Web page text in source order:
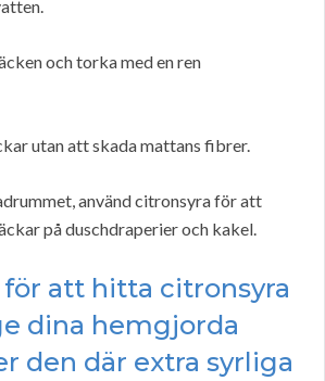
och torka med en ren
utan att skada mattans fibrer.
använd citronsyra för att
på duschdraperier och kakel.
för att hitta citronsyra
dina hemgjorda
den där extra syrliga